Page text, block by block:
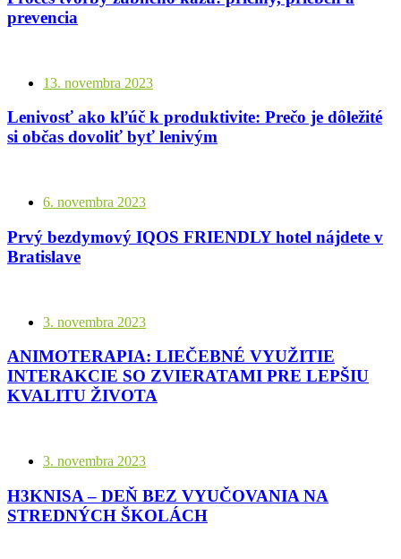
prevencia
13. novembra 2023
Lenivosť ako kľúč k produktivite: Prečo je dôležité
si občas dovoliť byť lenivým
6. novembra 2023
Prvý bezdymový IQOS FRIENDLY hotel nájdete v
Bratislave
3. novembra 2023
ANIMOTERAPIA: LIEČEBNÉ VYUŽITIE
INTERAKCIE SO ZVIERATAMI PRE LEPŠIU
KVALITU ŽIVOTA
3. novembra 2023
H3KNISA – DEŇ BEZ VYUČOVANIA NA
STREDNÝCH ŠKOLÁCH